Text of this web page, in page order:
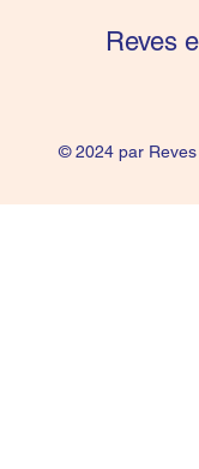
Reves
© 2024 par